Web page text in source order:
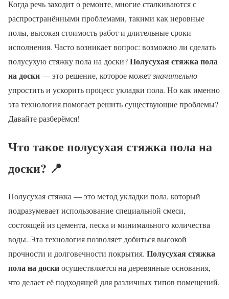
Когда речь заходит о ремонте, многие сталкиваются с
распространёнными проблемами, такими как неровные
полы, высокая стоимость работ и длительные сроки
исполнения. Часто возникает вопрос: возможно ли сделать
полусухую стяжку пола на доски?Полусухая стяжка пола
на доски— это решение, которое можетзначительно
упростить и ускорить процесс укладки пола. Но как именно
эта технология помогает решить существующие проблемы?
Давайте разберёмся!
Что такое полусухая стяжка пола на
доски? 📍
Полусухая стяжка — это метод укладки пола, который
подразумевает использование специальной смеси,
состоящей из цемента, песка и минимального количества
воды. Эта технология позволяет добиться высокой
прочности и долговечности покрытия. Полусухая стяжка
пола на доскиосуществляется на деревянные основания,
что делает её подходящей для различных типов помещений.